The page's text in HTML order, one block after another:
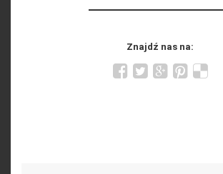
Znajdź nas na: